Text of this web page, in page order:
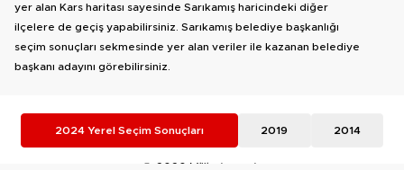
yer alan Kars haritası sayesinde Sarıkamış haricindeki diğer
ilçelere de geçiş yapabilirsiniz. Sarıkamış belediye başkanlığı
seçim sonuçları sekmesinde yer alan veriler ile kazanan belediye
başkanı adayını görebilirsiniz.
2024 Yerel Seçim Sonuçları 2019 2014